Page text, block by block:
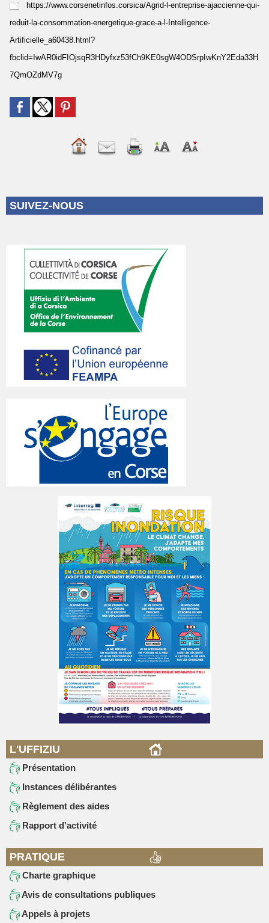
https://www.corsenetinfos.corsica/Agrid-l-entreprise-ajaccienne-qui-
reduit-la-consommation-energetique-grace-a-l-Intelligence-
Artificielle_a60438.html?
fbclid=IwAR0idFIOjsqR3HDyfxz53fCh9KE0sgW4ODSrpIwKnY2Eda33H
7QmOZdMV7g
SUIVEZ-NOUS
L'UFFIZIU
Présentation
Instances délibérantes
Règlement des aides
Rapport d'activité
PRATIQUE
Charte graphique
Avis de consultations publiques
Appels à projets